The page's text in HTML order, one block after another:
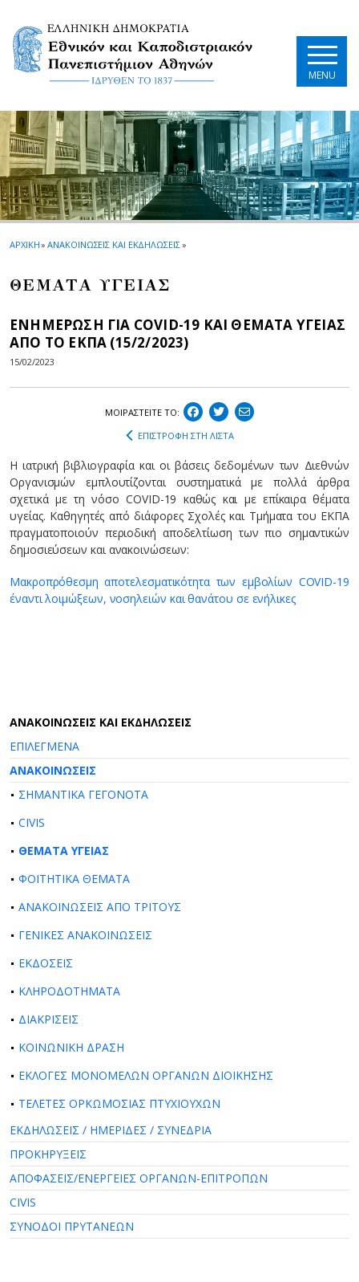
MENU
ΑΡΧΙΚΗ» ΑΝΑΚΟΙΝΩΣΕΙΣ ΚΑΙ ΕΚΔΗΛΩΣΕΙΣ»
ΘΕΜΑΤΑ ΥΓΕΙΑΣ
ΕΝΗΜΕΡΩΣΗ ΓΙΑ COVID-19 ΚΑΙ ΘΕΜΑΤΑ ΥΓΕΙΑΣ
ΑΠΟ ΤΟ ΕΚΠΑ (15/2/2023)
15/02/2023
ΜΟΙΡΑΣΤEIΤΕ ΤΟ:
ΕΠΙΣΤΡΟΦΗ ΣΤΗ ΛΙΣΤΑ
Η ιατρική βιβλιογραφία και οι βάσεις δεδομένων των Διεθνών
Οργανισμών εμπλουτίζονται συστηματικά με πολλά άρθρα
σχετικά με τη νόσο COVID-19 καθώς και με επίκαιρα θέματα
υγείας. Καθηγητές από διάφορες Σχολές και Τμήματα του ΕΚΠΑ
πραγματοποιούν περιοδική αποδελτίωση των πιο σημαντικών
δημοσιεύσεων και ανακοινώσεων:
Μακροπρόθεσμη αποτελεσματικότητα των εμβολίων COVID-19
έναντι λοιμώξεων, νοσηλειών και θανάτου σε ενήλικες
AΝΑΚΟΙΝΩΣΕΙΣ ΚΑΙ ΕΚΔΗΛΩΣΕΙΣ
ΕΠΙΛΕΓΜΕΝΑ
ΑΝΑΚΟΙΝΩΣΕΙΣ
ΣΗΜΑΝΤΙΚΑ ΓΕΓΟΝΟΤΑ
CIVIS
ΘΕΜΑΤΑ ΥΓΕΙΑΣ
ΦΟΙΤΗΤΙΚΑ ΘΕΜΑΤΑ
ΑΝΑΚΟΙΝΩΣΕΙΣ ΑΠΟ ΤΡΙΤΟΥΣ
ΓΕΝΙΚΕΣ ΑΝΑΚΟΙΝΩΣΕΙΣ
ΕΚΔΟΣΕΙΣ
ΚΛΗΡΟΔΟΤΗΜΑΤΑ
ΔΙΑΚΡΙΣΕΙΣ
ΚΟΙΝΩΝΙΚΗ ΔΡΑΣΗ
ΕΚΛΟΓΕΣ ΜΟΝΟΜΕΛΩΝ ΟΡΓΑΝΩΝ ΔΙΟΙΚΗΣΗΣ
ΤΕΛΕΤΕΣ ΟΡΚΩΜΟΣΙΑΣ ΠΤΥΧΙΟΥΧΩΝ
ΕΚΔΗΛΩΣΕΙΣ / ΗΜΕΡΙΔΕΣ / ΣΥΝΕΔΡΙΑ
ΠΡΟΚΗΡΥΞΕΙΣ
ΑΠΟΦΑΣΕΙΣ/ΕΝΕΡΓΕΙΕΣ ΟΡΓΑΝΩΝ-ΕΠΙΤΡΟΠΩΝ
CIVIS
ΣΥΝΟΔΟΙ ΠΡΥΤΑΝΕΩΝ